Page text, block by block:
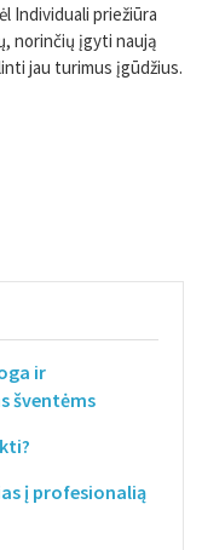
Individuali priežiūra
norinčių įgyti naują
jau turimus įgūdžius.
ir
šventėms
į profesionalią